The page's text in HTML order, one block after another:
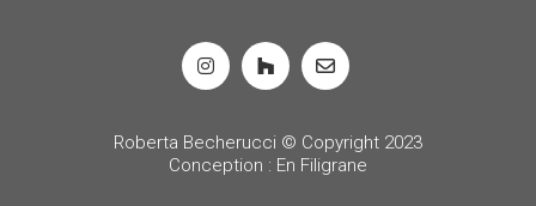
Roberta Becherucci © Copyright 2023
Conception : En Filigrane